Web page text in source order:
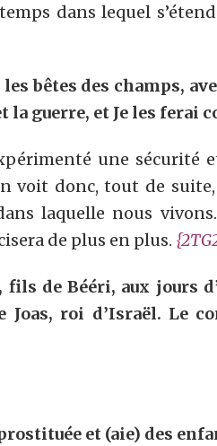
dans lequel
bêtes des champs,
la guerre, et Je les ferai
une
voit donc, tout de
laquelle nous
de plus en plus.
de Bééri, aux jours
roi d’Israël. Le
et (aie) des